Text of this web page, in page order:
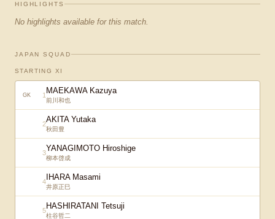
HIGHLIGHTS
No highlights available for this match.
JAPAN SQUAD
STARTING XI
GK 1 MAEKAWA Kazuya
前川和也
2AKITA Yutaka
秋田豊
3YANAGIMOTO Hiroshige
柳本啓成
4 IHARA Masami
井原正巳
5HASHIRATANI Tetsuji
柱谷哲二